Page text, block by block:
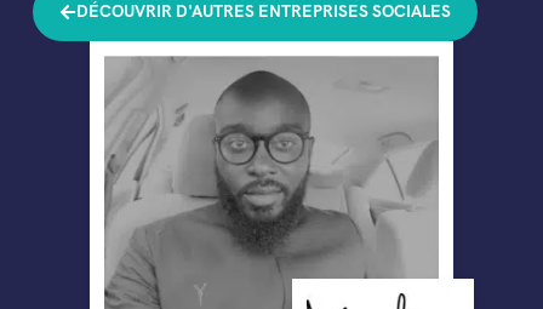
DÉCOUVRIR D'AUTRES ENTREPRISES SOCIALES